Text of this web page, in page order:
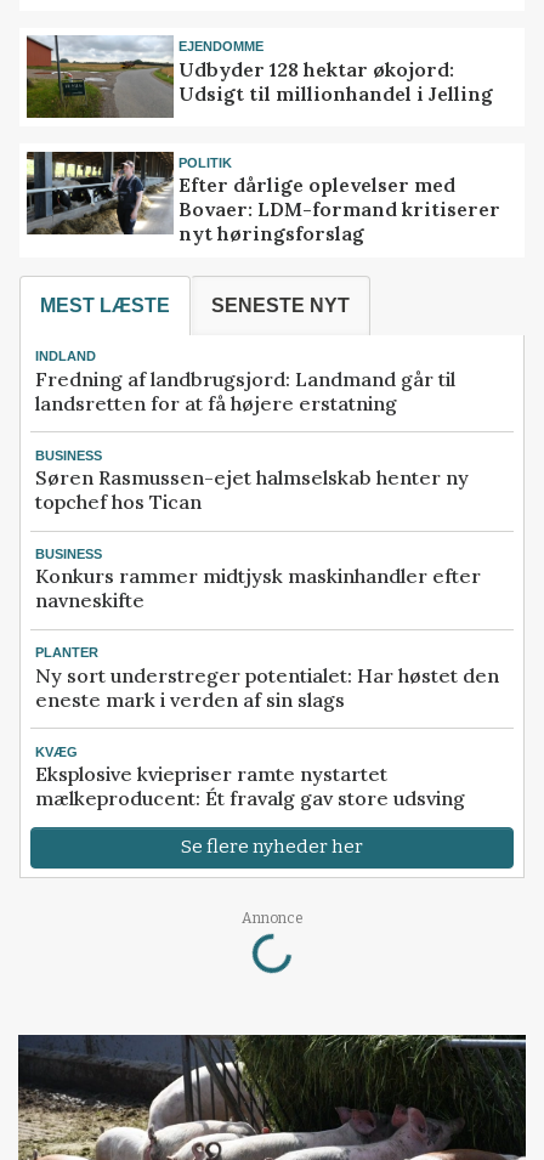
EJENDOMME
Udbyder 128 hektar økojord:
Udsigt til millionhandel i Jelling
POLITIK
Efter dårlige oplevelser med
Bovaer: LDM-formand kritiserer
nyt høringsforslag
MEST LÆSTE SENESTE NYT
INDLAND
Fredning af landbrugsjord: Landmand går til
landsretten for at få højere erstatning
BUSINESS
Søren Rasmussen-ejet halmselskab henter ny
topchef hos Tican
BUSINESS
Konkurs rammer midtjysk maskinhandler efter
navneskifte
PLANTER
Ny sort understreger potentialet: Har høstet den
eneste mark i verden af sin slags
KVÆG
Eksplosive kviepriser ramte nystartet
mælkeproducent: Ét fravalg gav store udsving
Se flere nyheder her
Annonce
Loading...